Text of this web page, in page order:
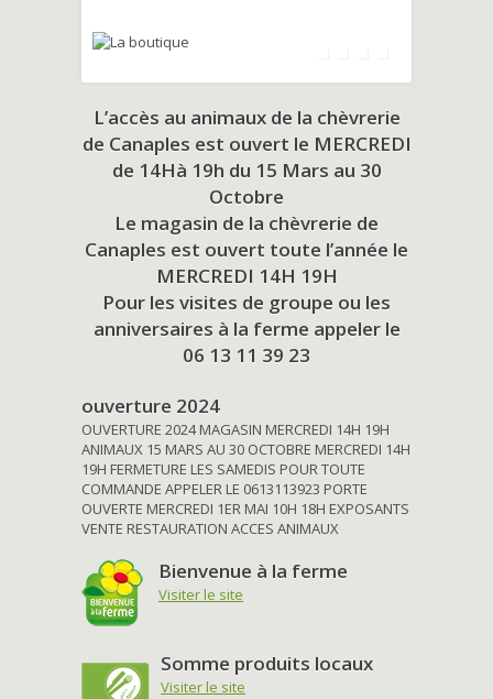
L’accès au animaux de la chèvrerie
de Canaples est ouvert le MERCREDI
de 14Hà 19h du 15 Mars au 30
Octobre
Le magasin de la chèvrerie de
Canaples est ouvert toute l’année le
MERCREDI 14H 19H
Pour les visites de groupe ou les
anniversaires à la ferme appeler le
06 13 11 39 23
ouverture 2024
OUVERTURE 2024 MAGASIN MERCREDI 14H 19H
ANIMAUX 15 MARS AU 30 OCTOBRE MERCREDI 14H
19H FERMETURE LES SAMEDIS POUR TOUTE
COMMANDE APPELER LE 0613113923 PORTE
OUVERTE MERCREDI 1ER MAI 10H 18H EXPOSANTS
VENTE RESTAURATION ACCES ANIMAUX
Bienvenue à la ferme
Visiter le site
Somme produits locaux
Visiter le site